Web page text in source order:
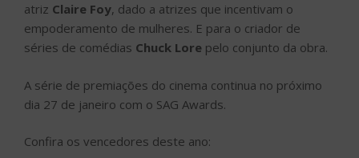
atriz Claire Foy, dado a atrizes que incentivam o
empoderamento de mulheres. E para o criador de
séries de comédias Chuck Lore pelo conjunto da obra.
A série de premiações do cinema continua no próximo
dia 27 de janeiro com o SAG Awards.
Confira os vencedores deste ano: